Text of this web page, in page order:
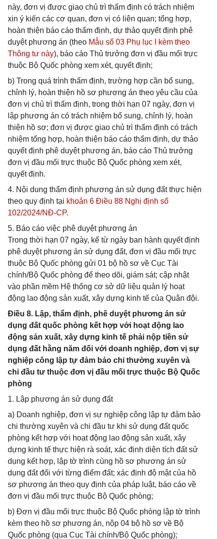
này, đơn vị được giao chủ trì thẩm định có trách nhiệm
xin ý kiến các cơ quan, đơn vị có liên quan; tổng hợp,
hoàn thiện báo cáo thẩm định, dự thảo quyết định phê
duyệt phương án (theo Mẫu số 03 Phụ lục I kèm theo
Thông tư này), báo cáo Thủ trưởng đơn vị đầu mối trực
thuộc Bộ Quốc phòng xem xét, quyết định;
b) Trong quá trình thẩm định, trường hợp cần bổ sung,
chỉnh lý, hoàn thiện hồ sơ phương án theo yêu cầu của
đơn vị chủ trì thẩm định, trong thời hạn 07 ngày, đơn vị
lập phương án có trách nhiệm bổ sung, chỉnh lý, hoàn
thiện hồ sơ; đơn vị được giao chủ trì thẩm định có trách
nhiệm tổng hợp, hoàn thiện báo cáo thẩm định, dự thảo
quyết định phê duyệt phương án, báo cáo Thủ trưởng
đơn vị đầu mối trực thuộc Bộ Quốc phòng xem xét,
quyết định.
4. Nội dung thẩm định phương án sử dụng đất thực hiện
theo quy định tại khoản 6 Điều 88 Nghị định số
102/2024/NĐ-CP.
5. Báo cáo việc phê duyệt phương án
Trong thời hạn 07 ngày, kể từ ngày ban hành quyết định
phê duyệt phương án sử dụng đất, đơn vị đầu mối trực
thuộc Bộ Quốc phòng gửi 01 bộ hồ sơ về Cục Tài
chính/Bộ Quốc phòng để theo dõi, giám sát; cập nhật
vào phần mềm Hệ thống cơ sở dữ liệu quản lý hoạt
động lao động sản xuất, xây dựng kinh tế của Quân đội.
Điều 8. Lập, thẩm định, phê duyệt phương án sử
dụng đất quốc phòng kết hợp với hoạt động lao
động sản xuất, xây dựng kinh tế phải nộp tiền sử
dụng đất hằng năm đối với doanh nghiệp, đơn vị sự
nghiệp công lập tự đảm bảo chi thường xuyên và
chi đầu tư thuộc đơn vị đầu mối trực thuộc Bộ Quốc
phòng
1. Lập phương án sử dụng đất
a) Doanh nghiệp, đơn vị sự nghiệp công lập tự đảm bảo
chi thường xuyên và chi đầu tư khi sử dụng đất quốc
phòng kết hợp với hoạt động lao động sản xuất, xây
dựng kinh tế thực hiện rà soát, xác định diện tích đất sử
dụng kết hợp, lập tờ trình cùng hồ sơ phương án sử
dụng đất đối với từng điểm đất; xác định độ mật của hồ
sơ phương án theo quy định của pháp luật, báo cáo về
đơn vị đầu mối trực thuộc Bộ Quốc phòng;
b) Đơn vị đầu mối trực thuộc Bộ Quốc phòng lập tờ trình
kèm theo hồ sơ phương án, nộp 04 bộ hồ sơ về Bộ
Quốc phòng (qua Cục Tài chính/Bộ Quốc phòng);